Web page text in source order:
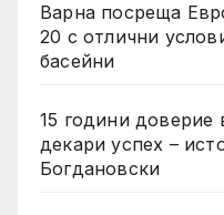
Варна посреща
20 с отлични
басейни
15 години доверие
декари успех –
Богдановски